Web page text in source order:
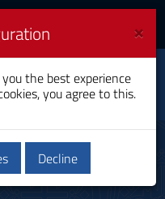
News ×
the best experience
you agree to this.
Decline